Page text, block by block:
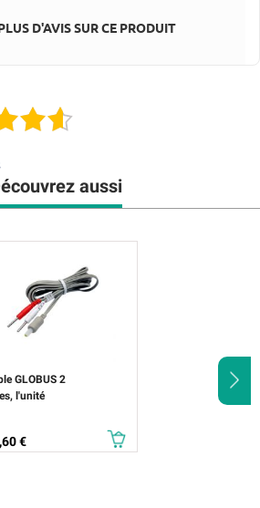
D'AVIS SUR CE PRODUIT
aussi
GLOBUS 2
l'unité
€